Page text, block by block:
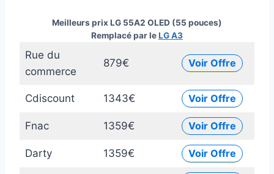
Rue du
commerce
879€ Voir Offre
Cdiscount 1343€ Voir Offre
Fnac 1359€ Voir Offre
Darty 1359€ Voir Offre
Meilleurs prix LG 55A2 OLED (55 pouces)
Remplacé par leLG A3